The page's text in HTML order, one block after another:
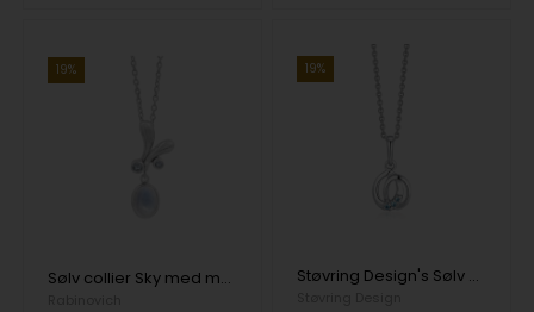
19%
Sølv collier Sky med månesten & sky blue topas - Rabinovich
19%
Støvring Design's Sølv halskæde